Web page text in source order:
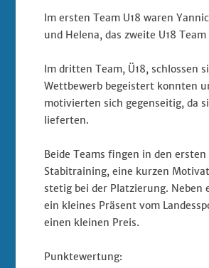
Im ersten Team U18 waren
und Helena, das zweite U18
Im dritten Team, Ü18, schlossen
Wettbewerb begeistert konnten
motivierten sich gegenseitig, da
lieferten.
Beide Teams fingen in den
Stabitraining, eine kurzen
stetig bei der Platzierung. Neben
ein kleines Präsent vom
einen kleinen Preis.
Punktewertung: